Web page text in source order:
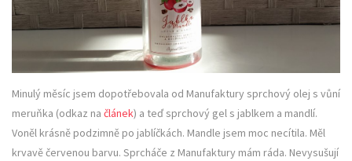
Minulý měsíc jsem dopotřebovala od Manufaktury sprchový olej s vůní
meruňka (odkaz na článek) a teď sprchový gel s jablkem a mandlí.
Voněl krásně podzimně po jablíčkách. Mandle jsem moc necítila. Měl
krvavě červenou barvu. Sprcháče z Manufaktury mám ráda. Nevysušují